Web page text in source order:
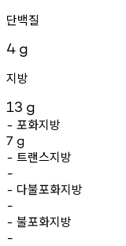
단백질
4 g
지방
13 g
- 포화지방
7 g
- 트랜스지방
-
- 다불포화지방
-
- 불포화지방
-